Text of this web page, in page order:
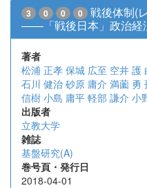
3 0 0 0
戦後体制(
――「戦後日本」政治経
著者
松浦 正孝 保城 広至 空井 護
石川 健治 砂原 庸介 満薗 勇
信樹 小島 庸平 軽部 謙介 小
出版者
立教大学
雑誌
基盤研究(A)
巻号頁・発行日
2018-04-01